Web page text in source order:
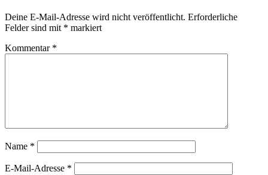
Deine E-Mail-Adresse wird nicht veröffentlicht. Erforderliche
Felder sind mit * markiert
Kommentar *
Name *
E-Mail-Adresse *